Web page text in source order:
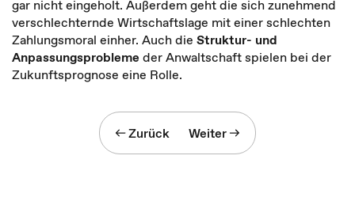
gar nicht eingeholt. Außerdem geht die sich zunehmend
verschlechternde Wirtschaftslage mit einer schlechten
Zahlungsmoral einher. Auch die Struktur- und
Anpassungsprobleme der Anwaltschaft spielen bei der
Zukunftsprognose eine Rolle.
Zurück Weiter